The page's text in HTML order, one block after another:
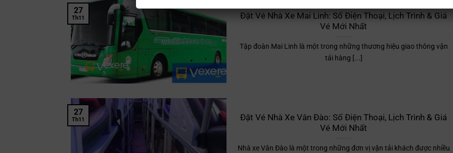
Đặt Vé Nhà Xe Mai Linh: Số Điện Thoại, Lịch Trình & Giá
Vé Mới Nhất
Tập đoàn Mai Linh là một trong những thương hiệu giao thông vận
tải hàng [...]
27
Th11
Đặt Vé Nhà Xe Vân Đào: Số Điện Thoại, Lịch Trình & Giá
Vé Mới Nhất
Nhà xe Vân Đào là một trong những đơn vị vận tải khách được nhiều
27
Th11